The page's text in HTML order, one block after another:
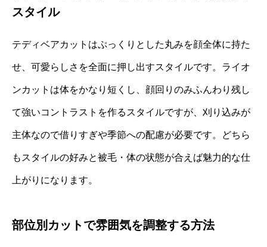
スタイル
テディベアカットはぷっくりとした丸みを顔全体に持た
せ、可愛らしさを全面に押し出すスタイルです。ライオ
ンカットは体をかなり短くし、顔回りのみふんわり残し
て強いコントラストを作るスタイルですが、刈り込みが
主体なので借りすぎや季節への配慮が必要です。どちら
もスタイルの好みと被毛・体の状態が合えば魅力的な仕
上がりになります。
部位別カットで雰囲気を調整する方法